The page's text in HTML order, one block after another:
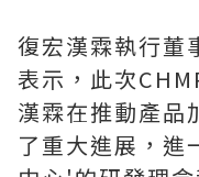
復宏漢霖執行董
表示，此次
漢霖在推動產品
了重大進展，進